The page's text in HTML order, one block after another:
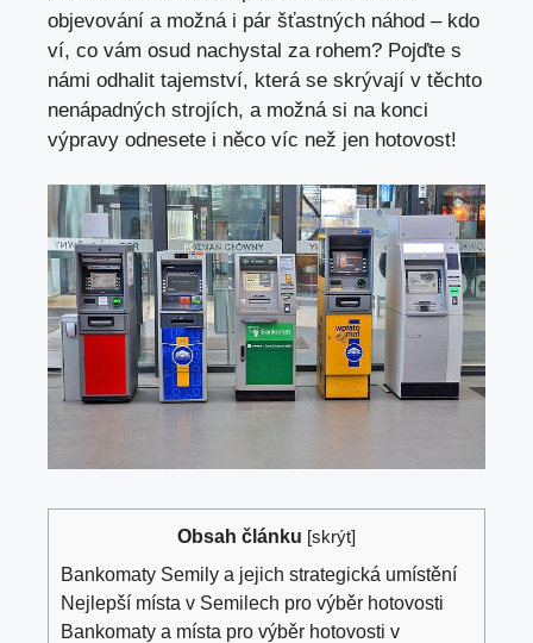
objevování a možná i pár šťastných náhod – kdo
ví, co vám osud nachystal za rohem? Pojďte s
námi odhalit tajemství, která se skrývají v těchto
nenápadných strojích, a možná si na konci
výpravy odnesete i něco víc než jen hotovost!
Obsah článku [skrýt]
Bankomaty Semily a jejich strategická umístění
Nejlepší místa v Semilech pro výběr hotovosti
Bankomaty a místa pro výběr hotovosti v